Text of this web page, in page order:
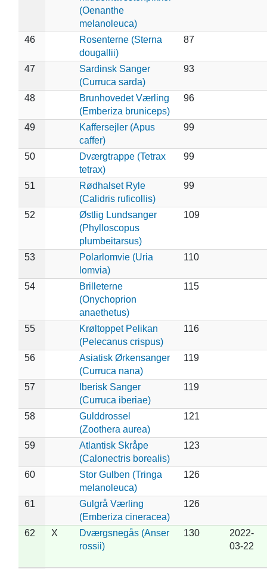
(Oenanthe
melanoleuca)
46
Rosenterne (Sterna
dougallii)
87
47
Sardinsk Sanger
(Curruca sarda)
93
48
Brunhovedet Værling
(Emberiza bruniceps)
96
49
Kaffersejler (Apus
caffer)
99
50
Dværgtrappe (Tetrax
tetrax)
99
51
Rødhalset Ryle
(Calidris ruficollis)
99
52
Østlig Lundsanger
(Phylloscopus
plumbeitarsus)
109
53
Polarlomvie (Uria
lomvia)
110
54
Brilleterne
(Onychoprion
anaethetus)
115
55
Krøltoppet Pelikan
(Pelecanus crispus)
116
56
Asiatisk Ørkensanger
(Curruca nana)
119
57
Iberisk Sanger
(Curruca iberiae)
119
58
Gulddrossel
(Zoothera aurea)
121
59
Atlantisk Skråpe
(Calonectris borealis)
123
60
Stor Gulben (Tringa
melanoleuca)
126
61
Gulgrå Værling
(Emberiza cineracea)
126
62 X
Dværgsnegås (Anser
rossii)
130
2022-
03-22